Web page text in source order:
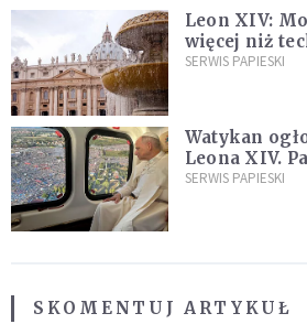
Leon XIV:
więcej niż
ją na nowo"
SERWIS PAPIESKI
Watykan
Leona XIV.
kraje
SERWIS PAPIESKI
SKOMENTUJ ARTYKUŁ